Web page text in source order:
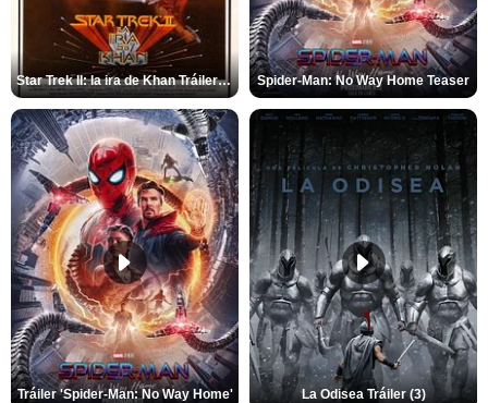
Star Trek II: la ira de Khan Tráiler VO Spider-Man: No Way Home Teaser
Tráiler 'Spider-Man: No Way Home' La Odisea Tráiler (3)